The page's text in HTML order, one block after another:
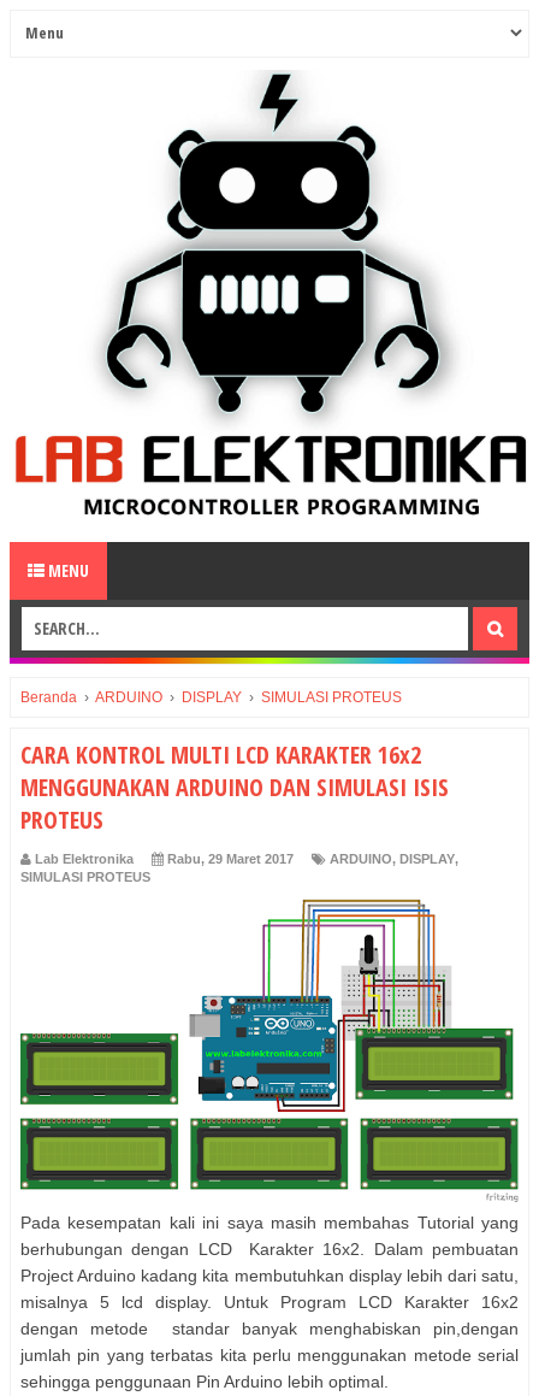
MENU
Beranda › ARDUINO › DISPLAY › SIMULASI PROTEUS
CARA KONTROL MULTI LCD KARAKTER 16x2
MENGGUNAKAN ARDUINO DAN SIMULASI ISIS
PROTEUS
Lab Elektronika Rabu, 29 Maret 2017 ARDUINO, DISPLAY,
SIMULASI PROTEUS
Pada kesempatan kali ini saya masih membahas Tutorial yang
berhubungan dengan LCD Karakter 16x2. Dalam pembuatan
Project Arduino kadang kita membutuhkan display lebih dari satu,
misalnya 5 lcd display. Untuk Program LCD Karakter 16x2
dengan metode standar banyak menghabiskan pin,dengan
jumlah pin yang terbatas kita perlu menggunakan metode serial
sehingga penggunaan Pin Arduino lebih optimal.